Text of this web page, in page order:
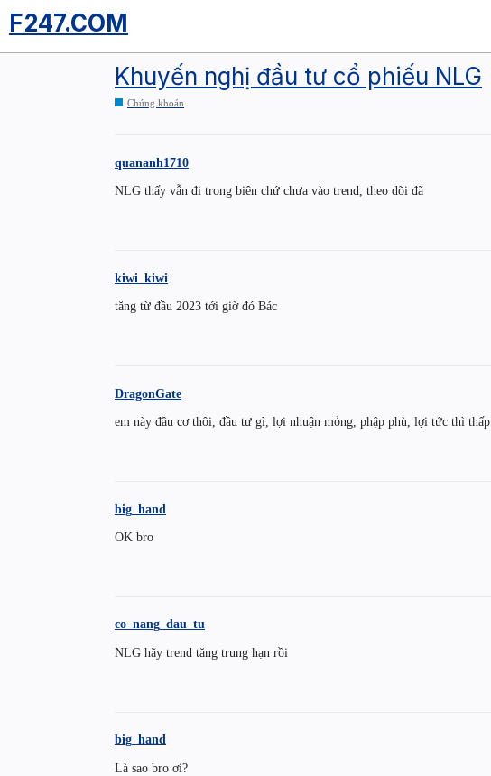
F247.COM
Khuyến nghị đầu tư cổ phiếu NLG
Chứng khoán
quananh1710
NLG thấy vẫn đi trong biên chứ chưa vào trend, theo dõi đã
kiwi_kiwi
tăng từ đầu 2023 tới giờ đó Bác
DragonGate
em này đầu cơ thôi, đầu tư gì, lợi nhuận mỏng, phập phù, lợi tức thì thấp
big_hand
OK bro
co_nang_dau_tu
NLG hãy trend tăng trung hạn rồi
big_hand
Là sao bro ơi?